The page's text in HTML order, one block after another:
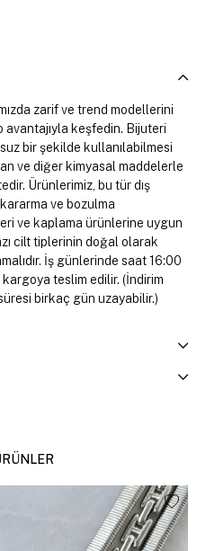
zarif ve trend modellerini
avantajıyla keşfedin. Bijuteri
bir şekilde kullanılabilmesi
ve diğer kimyasal maddelerle
Ürünlerimiz, bu tür dış
ve bozulma
ve kaplama ürünlerine uygun
cilt tiplerinin doğal olarak
İş günlerinde saat 16:00
teslim edilir. (İndirim
birkaç gün uzayabilir.)